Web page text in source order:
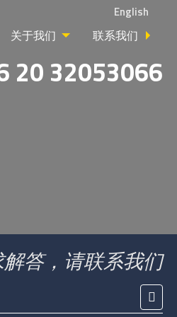
English
关于我们 联系我们
20 32053066
答，请联系我们